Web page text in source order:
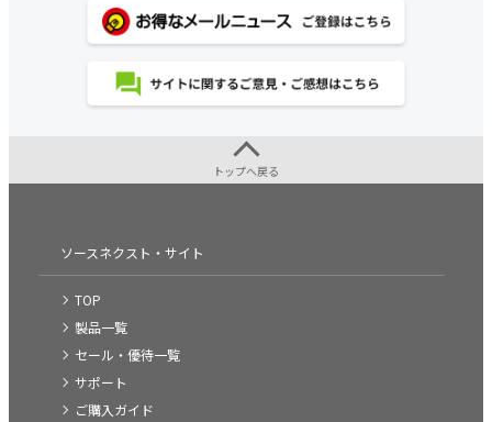
トップへ戻る
ソースネクスト・サイト
TOP
製品一覧
セール・優待一覧
サポート
ご購入ガイド